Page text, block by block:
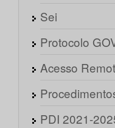
Sei
Protocolo
Acesso
PDI 2021-